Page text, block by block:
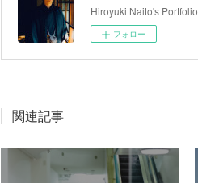
Hiroyuki Naito's Portfolio
フォロー
関連記事